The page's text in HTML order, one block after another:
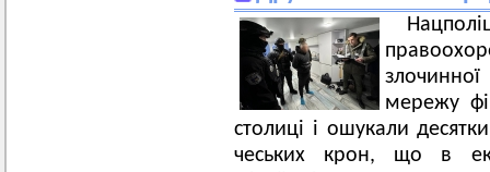
злочинної
мережу
столиці і ошукали
чеських крон, що в